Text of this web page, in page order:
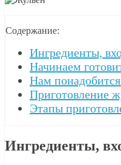
Содержание:
Ингредиенты,
Начинаем
Нам
Приготовление
Этапы
Ингредиенты,